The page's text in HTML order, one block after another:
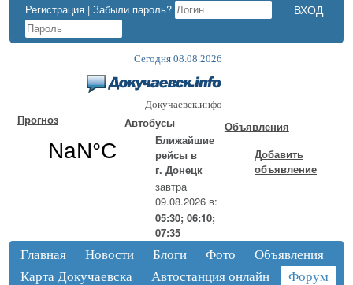
Регистрация | Забыли пароль?
Сегодня 08.08.2026
Докучаевск.инфо
Прогноз
Автобусы
Ближайшие
рейсы в
г. Донецк
завтра
09.08.2026 в:
05:30; 06:10;
07:35
Объявления
Добавить
объявление
Главная Новости Блоги Фото
Объявления
Карта Докучаевска
Автостанция онлайн Форум